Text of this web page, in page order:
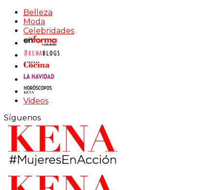
Belleza
Moda
Celebridades
Videos
Síguenos